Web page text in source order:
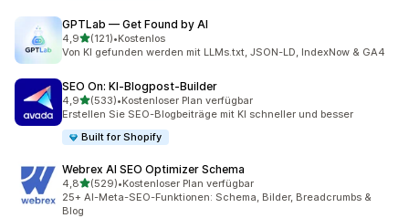
GPTLab — Get Found by AI
4,9von 5 Sternen
(121)
121 Rezensionen insgesamt
•Kostenlos
Von KI gefunden werden mit LLMs.txt, JSON-LD, IndexNow & GA4
SEO On: KI‑Blogpost‑Builder
4,9von 5 Sternen
(533)
533 Rezensionen insgesamt
•Kostenloser Plan verfügbar
Erstellen Sie SEO-Blogbeiträge mit KI schneller und besser
Built for Shopify
Webrex AI SEO Optimizer Schema
4,8von 5 Sternen
(529)
529 Rezensionen insgesamt
•Kostenloser Plan verfügbar
25+ AI-Meta-SEO-Funktionen: Schema, Bilder, Breadcrumbs &
Blog